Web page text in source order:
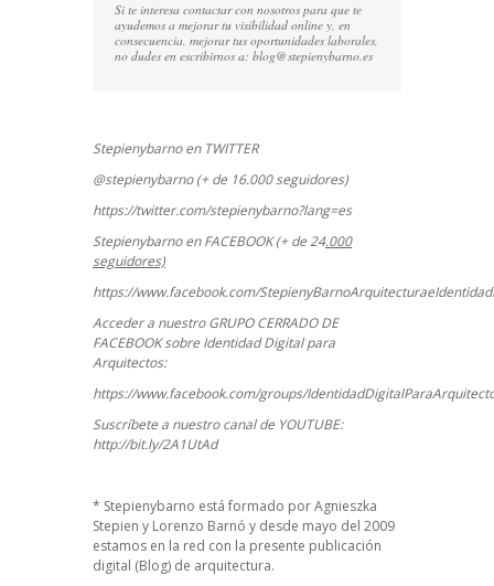
Si te interesa contactar con nosotros para que te
ayudemos a mejorar tu visibilidad online y, en
consecuencia, mejorar tus oportunidades laborales,
no dudes en escribirnos a: blog@stepienybarno.es
Stepienybarno en TWITTER
@stepienybarno (+ de 16.000 seguidores)
https://twitter.com/stepienybarno?lang=es
Stepienybarno en FACEBOOK (+ de 24.000
seguidores)
https://www.facebook.com/
Acceder a nuestro GRUPO CERRADO DE
FACEBOOK sobre Identidad Digital para
Arquitectos:
https://www.facebook.com/groups/
Suscríbete a nuestro canal de YOUTUBE:
http://bit.ly/2A1UtAd
* Stepienybarno está formado por Agnieszka
Stepien y Lorenzo Barnó y desde mayo del 2009
estamos en la red con la presente publicación
digital (Blog) de arquitectura.